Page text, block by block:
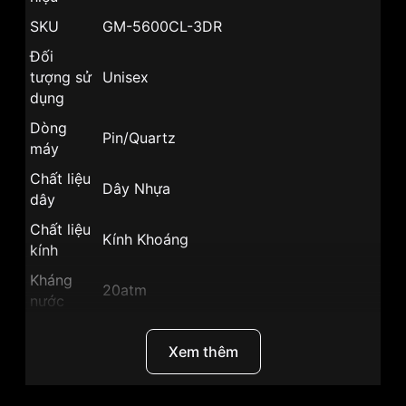
SKU
GM-5600CL-3DR
Đối
tượng sử
dụng
Unisex
Dòng
máy
Pin/Quartz
Chất liệu
dây
Dây Nhựa
Chất liệu
kính
Kính Khoáng
Kháng
nước
20atm
Xem thêm